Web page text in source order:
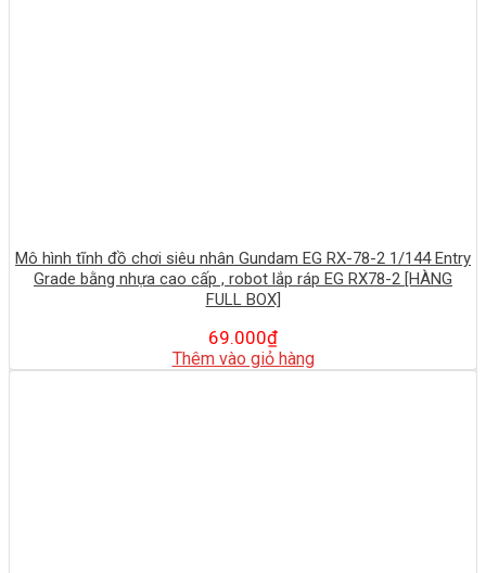
Mô hình tĩnh đồ chơi siêu nhân Gundam EG RX-78-2 1/144 Entry
Grade bằng nhựa cao cấp , robot lắp ráp EG RX78-2 [HÀNG
FULL BOX]
69.000₫
Thêm vào giỏ hàng